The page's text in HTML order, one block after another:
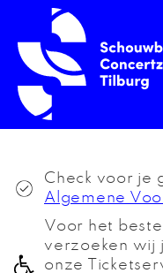
Check voor je
Algemene
Voor het
verzoeken wij
onze